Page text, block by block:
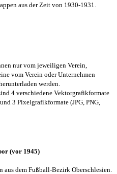
aus der Zeit von 1930-1931.
nur vom jeweiligen Verein,
vom Verein oder Unternehmen
werden.
4 verschiedene Vektorgrafikformate
3 Pixelgrafikformate (JPG, PNG,
(vor 1945)
aus dem Fußball-Bezirk Oberschlesien.